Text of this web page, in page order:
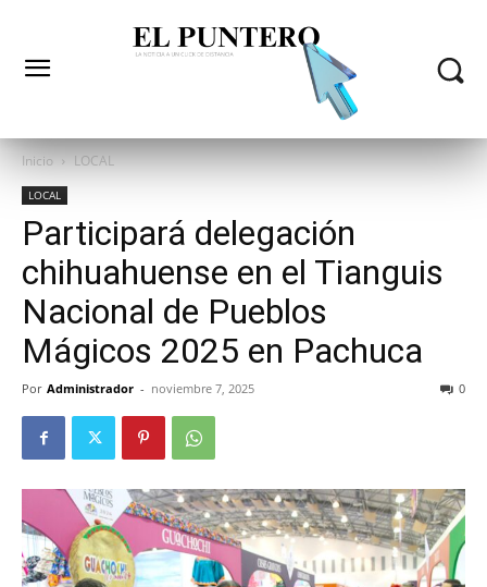
Inicio LOCAL
LOCAL
Participará delegación
chihuahuense en el Tianguis
Nacional de Pueblos
Mágicos 2025 en Pachuca
Por Administrador - noviembre 7, 2025 0